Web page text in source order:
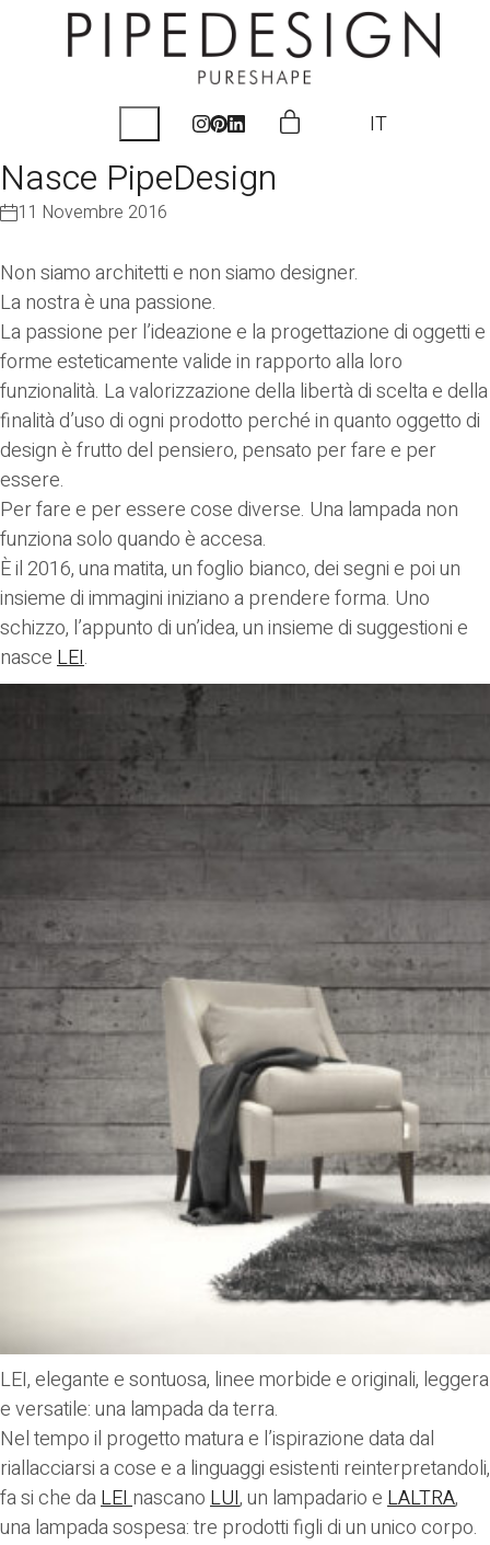
IT
Nasce PipeDesign
11 Novembre 2016
Non siamo architetti e non siamo designer.
La nostra è una passione.
La passione per l’ideazione e la progettazione di oggetti e
forme esteticamente valide in rapporto alla loro
funzionalità. La valorizzazione della libertà di scelta e della
finalità d’uso di ogni prodotto perché in quanto oggetto di
design è frutto del pensiero, pensato per fare e per
essere.
Per fare e per essere cose diverse. Una lampada non
funziona solo quando è accesa.
È il 2016, una matita, un foglio bianco, dei segni e poi un
insieme di immagini iniziano a prendere forma. Uno
schizzo, l’appunto di un’idea, un insieme di suggestioni e
nasceLEI.
LEI, elegante e sontuosa, linee morbide e originali, leggera
e versatile: una lampada da terra.
Nel tempo il progetto matura e l’ispirazione data dal
riallacciarsi a cose e a linguaggi esistenti reinterpretandoli,
fa si che daLEInascanoLUI, un lampadario eLALTRA,
una lampada sospesa: tre prodotti figli di un unico corpo.